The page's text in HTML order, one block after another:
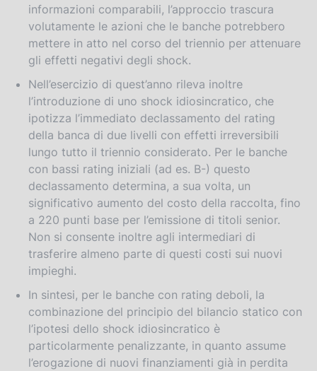
informazioni comparabili, l’approccio trascura
volutamente le azioni che le banche potrebbero
mettere in atto nel corso del triennio per attenuare
gli effetti negativi degli shock.
Nell’esercizio di quest’anno rileva inoltre
l’introduzione di uno shock idiosincratico, che
ipotizza l’immediato declassamento del rating
della banca di due livelli con effetti irreversibili
lungo tutto il triennio considerato. Per le banche
con bassi rating iniziali (ad es. B-) questo
declassamento determina, a sua volta, un
significativo aumento del costo della raccolta, fino
a 220 punti base per l’emissione di titoli senior.
Non si consente inoltre agli intermediari di
trasferire almeno parte di questi costi sui nuovi
impieghi.
In sintesi, per le banche con rating deboli, la
combinazione del principio del bilancio statico con
l’ipotesi dello shock idiosincratico è
particolarmente penalizzante, in quanto assume
l’erogazione di nuovi finanziamenti già in perdita